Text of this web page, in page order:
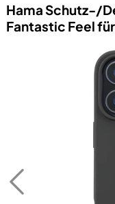
Hama Schutz-/​
Fantastic Feel